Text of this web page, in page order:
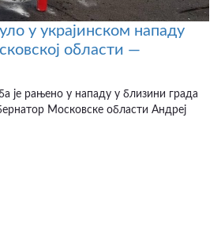
у украјинском нападу
области —
је рањено у нападу у близини града
Московске области Андреј